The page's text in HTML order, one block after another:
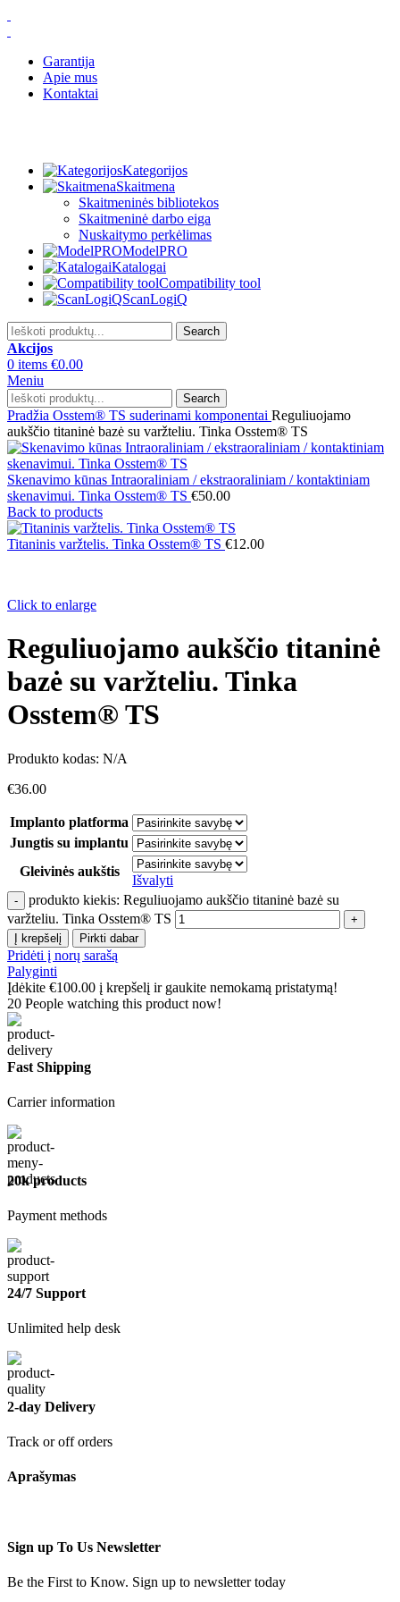
Garantija
Apie mus
Kontaktai
Kategorijos
Skaitmena
Skaitmeninės bibliotekos
Skaitmeninė darbo eiga
Nuskaitymo perkėlimas
ModelPRO
Katalogai
Compatibility tool
ScanLogiQ
Search
Akcijos
0 items €0.00
Meniu
Search
Pradžia Osstem® TS suderinami komponentai Reguliuojamo
aukščio titaninė bazė su varžteliu. Tinka Osstem® TS
Skenavimo kūnas Intraoraliniam / ekstraoraliniam / kontaktiniam
skenavimui. Tinka Osstem® TS €50.00
Back to products
Titaninis varžtelis. Tinka Osstem® TS €12.00
Click to enlarge
Reguliuojamo aukščio titaninė
bazė su varžteliu. Tinka
Osstem® TS
Produkto kodas: N/A
€36.00
Implanto platforma
Jungtis su implantu
Gleivinės aukštis
Išvalyti
produkto kiekis: Reguliuojamo aukščio titaninė bazė su
varžteliu. Tinka Osstem® TS
Į krepšelį Pirkti dabar
Pridėti į norų sarašą
Palyginti
Įdėkite €100.00 į krepšelį ir gaukite nemokamą pristatymą!
20 People watching this product now!
Fast Shipping
Carrier information
20k products
Payment methods
24/7 Support
Unlimited help desk
2-day Delivery
Track or off orders
Aprašymas
Sign up To Us Newsletter
Be the First to Know. Sign up to newsletter today